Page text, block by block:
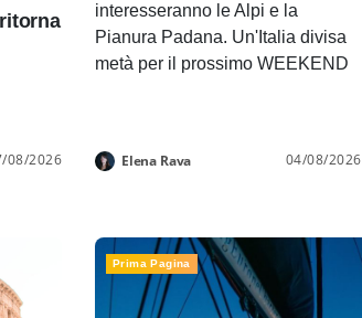
08/2026
interesseranno le Alpi e la
Pianura Padana. Un'Italia divisa
metà per il prossimo WEEKEND
Elena Rava 04/08/2026
Prima Pagina